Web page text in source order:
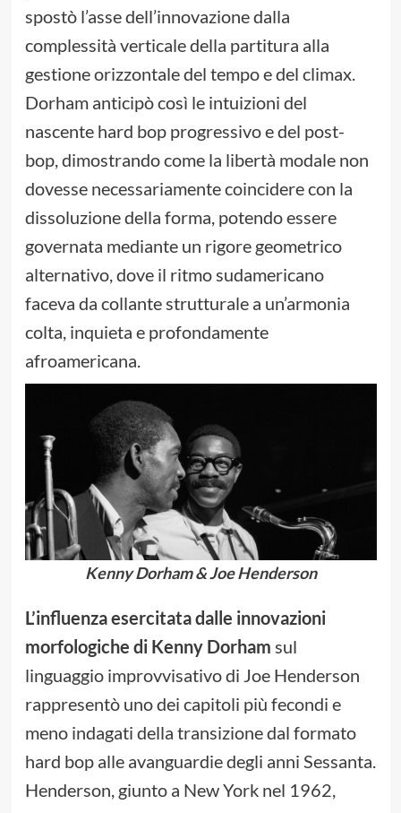
spostò l’asse dell’innovazione dalla
complessità verticale della partitura alla
gestione orizzontale del tempo e del climax.
Dorham anticipò così le intuizioni del
nascente hard bop progressivo e del post-
bop, dimostrando come la libertà modale non
dovesse necessariamente coincidere con la
dissoluzione della forma, potendo essere
governata mediante un rigore geometrico
alternativo, dove il ritmo sudamericano
faceva da collante strutturale a un’armonia
colta, inquieta e profondamente
afroamericana.
Kenny Dorham & Joe Henderson
L’influenza esercitata dalle innovazioni
morfologiche di Kenny Dorham sul
linguaggio improvvisativo di Joe Henderson
rappresentò uno dei capitoli più fecondi e
meno indagati della transizione dal formato
hard bop alle avanguardie degli anni Sessanta.
Henderson, giunto a New York nel 1962,